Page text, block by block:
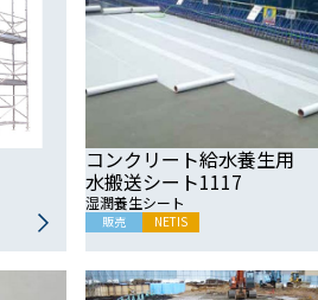
コンクリート給水養生用
水搬送シート1117
湿潤養生シート
販売 NETIS